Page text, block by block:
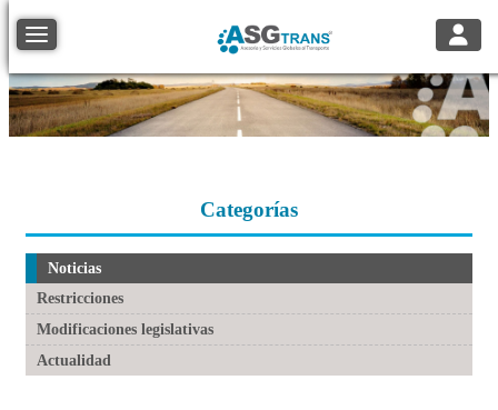
Toggle navigation
Categorías
Noticias
Restricciones
Modificaciones legislativas
Actualidad